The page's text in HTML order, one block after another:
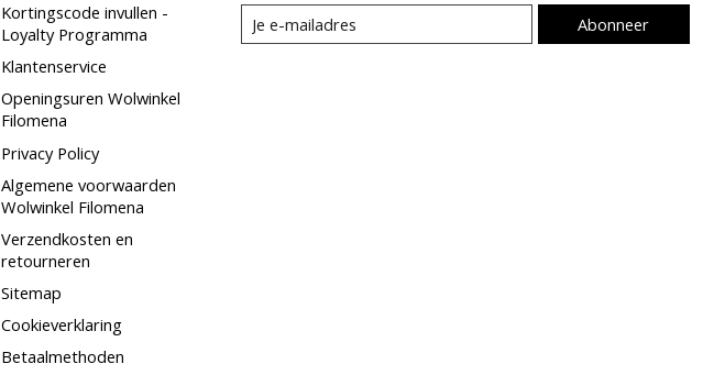
Kortingscode invullen -
Loyalty Programma
Klantenservice
Openingsuren Wolwinkel
Filomena
Privacy Policy
Algemene voorwaarden
Wolwinkel Filomena
Verzendkosten en
retourneren
Sitemap
Cookieverklaring
Betaalmethoden
Abonneer